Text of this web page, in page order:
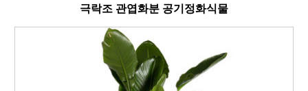
극락조 관엽화분 공기정화식물